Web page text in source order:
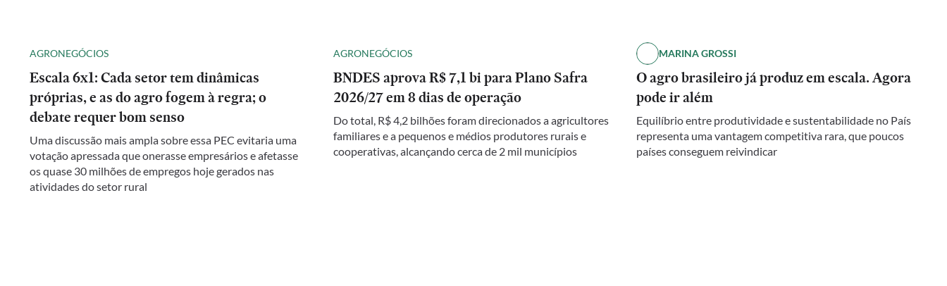
AGRONEGÓCIOS
Escala 6x1: Cada setor tem dinâmicas
próprias, e as do agro fogem à regra; o
debate requer bom senso
Uma discussão mais ampla sobre essa PEC evitaria uma
votação apressada que onerasse empresários e afetasse
os quase 30 milhões de empregos hoje gerados nas
atividades do setor rural
AGRONEGÓCIOS
BNDES aprova R$ 7,1 bi para Plano Safra
2026/27 em 8 dias de operação
Do total, R$ 4,2 bilhões foram direcionados a agricultores
familiares e a pequenos e médios produtores rurais e
cooperativas, alcançando cerca de 2 mil municípios
MARINA GROSSI
O agro brasileiro já produz em escala. Agora
pode ir além
Equilíbrio entre produtividade e sustentabilidade no País
representa uma vantagem competitiva rara, que poucos
países conseguem reivindicar